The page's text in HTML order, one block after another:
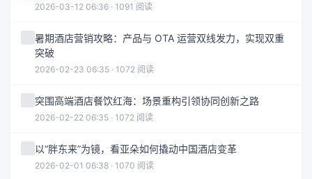
2026-03-12 06:36 · 1091 阅读
暑期酒店营销攻略：产品与 OTA 运营双线发力，实现双重
突破
2026-02-23 06:35 · 1072 阅读
突围高端酒店餐饮红海：场景重构引领协同创新之路
2026-02-22 06:35 · 1072 阅读
以“胖东来”为镜，看亚朵如何撬动中国酒店变革
2026-02-01 06:38 · 1070 阅读